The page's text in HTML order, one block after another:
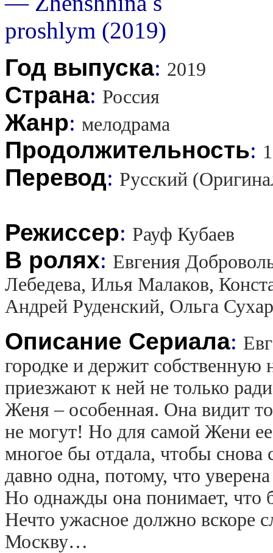
Год выпуска: 2019
Страна: Россия
Жанр: мелодрама
Продолжительность:
Перевод: Русский
Режиссер: Рауф Кубаев
В ролях: Евгения
Лебедева, Илья Малаков,
Андрей Руденский, Ольга
Описание Сериала:
городке и держит
приезжают к ней не только
Женя – особенная. Она видит
не могут! Но для самой Жени
многое бы отдала, чтобы снова
давно одна, потому, что
Но однажды она понимает, что
Нечто ужасное должно вскоре
Москву…